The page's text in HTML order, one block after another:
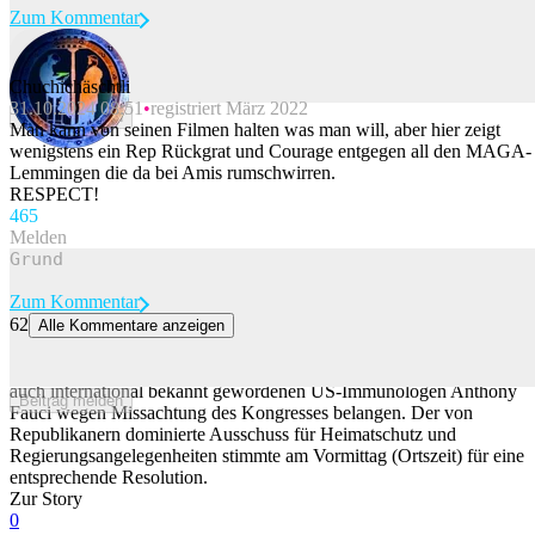
Beitrag melden
Zum Kommentar
Chuchichäschtli
31.10.2024 08:51 registriert März 2022
Man kann von seinen Filmen halten was man will, aber hier zeigt
wenigstens ein Rep Rückgrat und Courage entgegen all den MAGA-
Lemmingen die da bei Amis rumschwirren.
RESPECT!
465
Melden
Beitrag melden
Zum Kommentar
62 Alle Kommentare anzeigen
auch international bekannt gewordenen US-Immunologen Anthony
Fauci wegen Missachtung des Kongresses belangen. Der von
Republikanern dominierte Ausschuss für Heimatschutz und
Regierungsangelegenheiten stimmte am Vormittag (Ortszeit) für eine
entsprechende Resolution.
Zur Story
0